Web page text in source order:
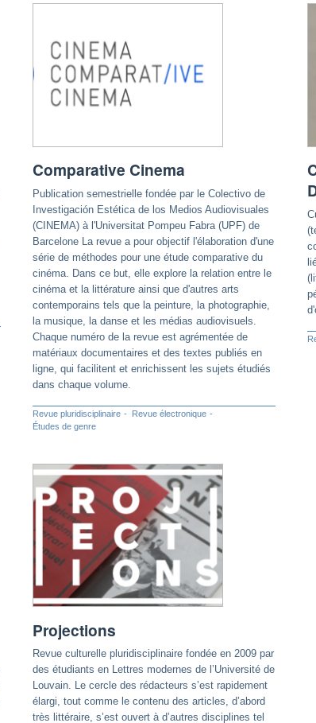
Comparative Cinema
Publication semestrielle fondée par le Colectivo de
Investigación Estética de los Medios Audiovisuales
(CINEMA) à l'Universitat Pompeu Fabra (UPF) de
Barcelone La revue a pour objectif l'élaboration d'une
série de méthodes pour une étude comparative du
cinéma. Dans ce but, elle explore la relation entre le
cinéma et la littérature ainsi que d'autres arts
contemporains tels que la peinture, la photographie,
la musique, la danse et les médias audiovisuels.
Chaque numéro de la revue est agrémentée de
matériaux documentaires et des textes publiés en
ligne, qui facilitent et enrichissent les sujets étudiés
dans chaque volume.
Revue pluridisciplinaire
Revue électronique
Études de genre
Projections
Revue culturelle pluridisciplinaire fondée en 2009 par
des étudiants en Lettres modernes de l’Université de
Louvain. Le cercle des rédacteurs s’est rapidement
élargi, tout comme le contenu des articles, d’abord
très littéraire, s’est ouvert à d’autres disciplines tel